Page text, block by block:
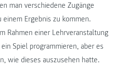
man verschiedene Zugänge
Ergebnis zu kommen.
Rahmen einer Lehrveranstaltung
Spiel programmieren, aber es
wie dieses auszusehen hatte.